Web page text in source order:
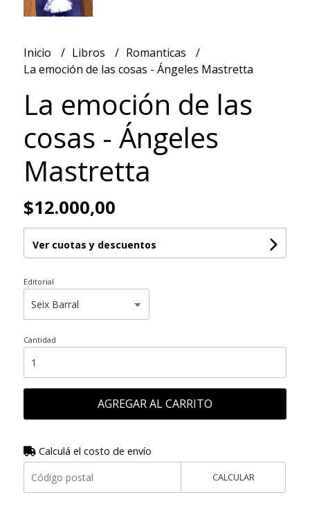
Inicio Libros
Romanticas
La emoción de las cosas - Ángeles Mastretta
La emoción de las
cosas - Ángeles
Mastretta
$12.000,00
Ver cuotas y descuentos
Editorial
Cantidad
AGREGAR AL CARRITO
Calculá el costo de envío
CALCULAR